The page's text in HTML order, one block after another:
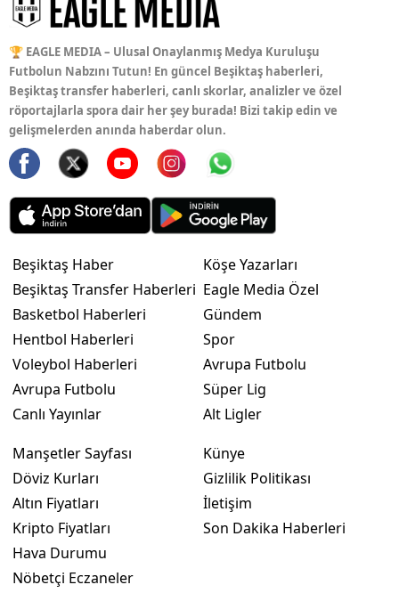
🏆 EAGLE MEDIA – Ulusal Onaylanmış Medya Kuruluşu
Futbolun Nabzını Tutun! En güncel Beşiktaş haberleri,
Beşiktaş transfer haberleri, canlı skorlar, analizler ve özel
röportajlarla spora dair her şey burada! Bizi takip edin ve
gelişmelerden anında haberdar olun.
Beşiktaş Haber
Beşiktaş Transfer Haberleri
Basketbol Haberleri
Hentbol Haberleri
Voleybol Haberleri
Avrupa Futbolu
Canlı Yayınlar
Köşe Yazarları
Eagle Media Özel
Gündem
Spor
Avrupa Futbolu
Süper Lig
Alt Ligler
Manşetler Sayfası
Döviz Kurları
Altın Fiyatları
Kripto Fiyatları
Hava Durumu
Nöbetçi Eczaneler
Künye
Gizlilik Politikası
İletişim
Son Dakika Haberleri